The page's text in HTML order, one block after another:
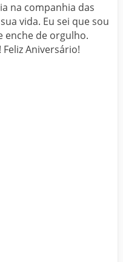
na companhia das
vida. Eu sei que sou
enche de orgulho.
Aniversário!